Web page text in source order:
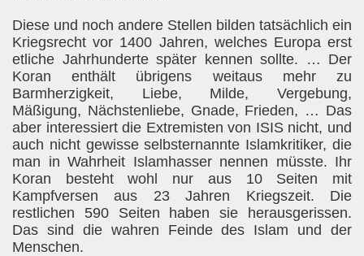
Diese und noch andere Stellen bilden tatsächlich ein
Kriegsrecht vor 1400 Jahren, welches Europa erst
etliche Jahrhunderte später kennen sollte. … Der
Koran enthält übrigens weitaus mehr zu
Barmherzigkeit, Liebe, Milde, Vergebung,
Mäßigung, Nächstenliebe, Gnade, Frieden, … Das
aber interessiert die Extremisten von ISIS nicht, und
auch nicht gewisse selbsternannte Islamkritiker, die
man in Wahrheit Islamhasser nennen müsste. Ihr
Koran besteht wohl nur aus 10 Seiten mit
Kampfversen aus 23 Jahren Kriegszeit. Die
restlichen 590 Seiten haben sie herausgerissen.
Das sind die wahren Feinde des Islam und der
Menschen.